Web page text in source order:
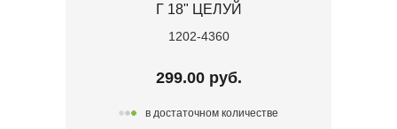
Г 18" ЦЕЛУЙ
1202-4360
299.00 руб.
в достаточном количестве